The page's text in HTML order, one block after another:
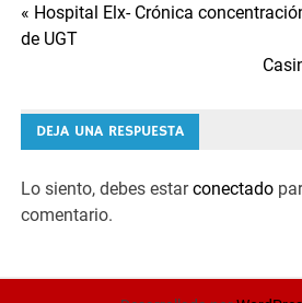
Navegación
entradas
« Hospital Elx- Crónica
de UGT
DEJA UNA RESPUESTA
Lo siento, debes estarconectado
comentario.